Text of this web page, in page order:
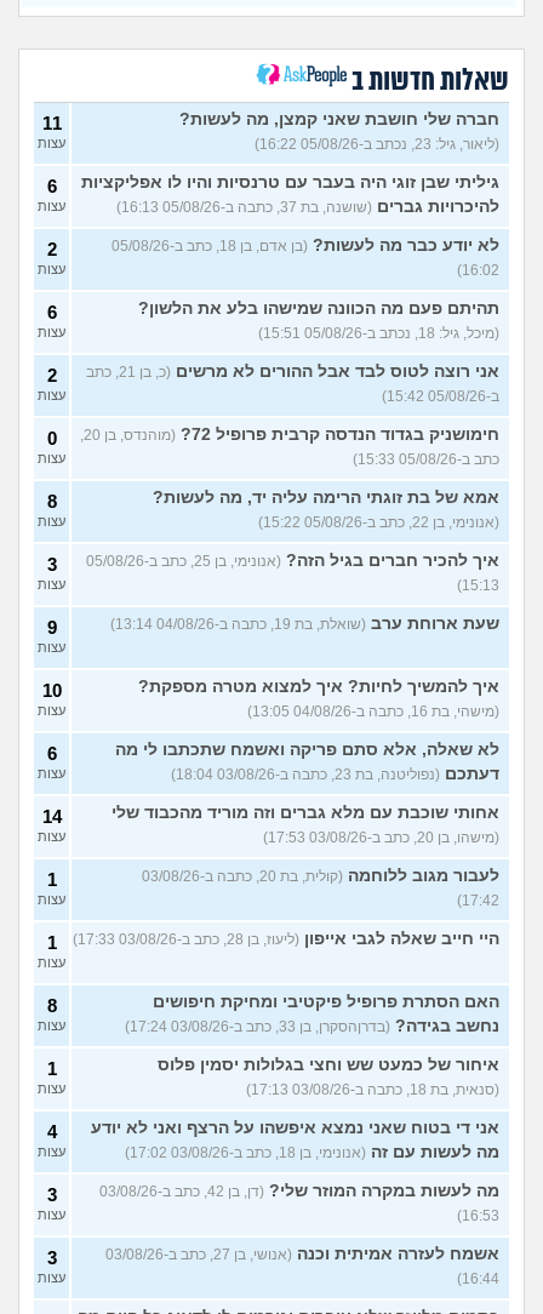
האם חוויתי תקיפה מינית?
(רוויטל, בת 24)
14
עצות
בנות,אתן הייתן "מסדרות" את
אח שלכם במצב כזה?
(לוחם שקרוב ל'חרור, בן 21)
מסאג׳יסט מעורער
(מסאג׳יסט מעורער, בן 26)
4
עצות
אנחנו מקיימים יחסים עם
בגדים וזה לא מפריע לבעלי,
מה לעשות?
(דיאנה, בת 42)
5
עצות
מחזור לאחר כמה שעות, זה
בטוח?
(שלומי, בן 21)
9
עצות
נשוי מפנטז על ליידיבויס
(מאטיטיהו, בן 37)
3
עצות
למישהו יש עצה איך לדכא את
החשק המיני?
(יפה, בת 43)
עוד שאלות חדשות במדור
שאלות חדשות ב
חברה שלי חושבת שאני קמצן, מה לעשות?
(ליאור, גיל: 23, נכתב ב-05/08/26 16:22)
11
עצות
גיליתי שבן זוגי היה בעבר עם טרנסיות והיו לו אפליקציות
להיכרויות גברים (שושנה, בת 37, כתבה ב-05/08/26 16:13)
6
עצות
לא יודע כבר מה לעשות?
(בן אדם, בן 18, כתב ב-05/08/26
16:02)
2
עצות
תהיתם פעם מה הכוונה שמישהו בלע את הלשון?
(מיכל, גיל: 18, נכתב ב-05/08/26 15:51)
6
עצות
אני רוצה לטוס לבד אבל ההורים לא מרשים
(כ, בן 21, כתב
ב-05/08/26 15:42)
2
עצות
חימושניק בגדוד הנדסה קרבית פרופיל 72?
(מוהנדס, בן 20,
כתב ב-05/08/26 15:33)
0
עצות
אמא של בת זוגתי הרימה עליה יד, מה לעשות?
(אנונימי, בן 22, כתב ב-05/08/26 15:22)
8
עצות
איך להכיר חברים בגיל הזה?
(אנונימי, בן 25, כתב ב-05/08/26
15:13)
3
עצות
שעת ארוחת ערב (שואלת, בת 19, כתבה ב-04/08/26 13:14) 9
עצות
איך להמשיך לחיות? איך למצוא מטרה מספקת?
(מישהי, בת 16, כתבה ב-04/08/26 13:05)
10
עצות
לא שאלה, אלא סתם פריקה ואשמח שתכתבו לי מה
דעתכם (נפוליטנה, בת 23, כתבה ב-03/08/26 18:04)
6
עצות
אחותי שוכבת עם מלא גברים וזה מוריד מהכבוד שלי
(מישהו, בן 20, כתב ב-03/08/26 17:53)
14
עצות
לעבור מגוב ללוחמה
(קולית, בת 20, כתבה ב-03/08/26
17:42)
1
עצות
היי חייב שאלה לגבי אייפון (ליעוז, בן 28, כתב ב-03/08/26 17:33) 1
עצות
האם הסתרת פרופיל פיקטיבי ומחיקת חיפושים
נחשב בגידה? (בדרןהסקרן, בן 33, כתב ב-03/08/26 17:24)
8
עצות
איחור של כמעט שש וחצי בגלולות יסמין פלוס
(סנאית, בת 18, כתבה ב-03/08/26 17:13)
1
עצות
אני די בטוח שאני נמצא איפשהו על הרצף ואני לא יודע
מה לעשות עם זה (אנונימי, בן 18, כתב ב-03/08/26 17:02)
4
עצות
מה לעשות במקרה המוזר שלי?
(דן, בן 42, כתב ב-03/08/26
16:53)
3
עצות
אשמח לעזרה אמיתית וכנה
(אנושי, בן 27, כתב ב-03/08/26
16:44)
3
עצות